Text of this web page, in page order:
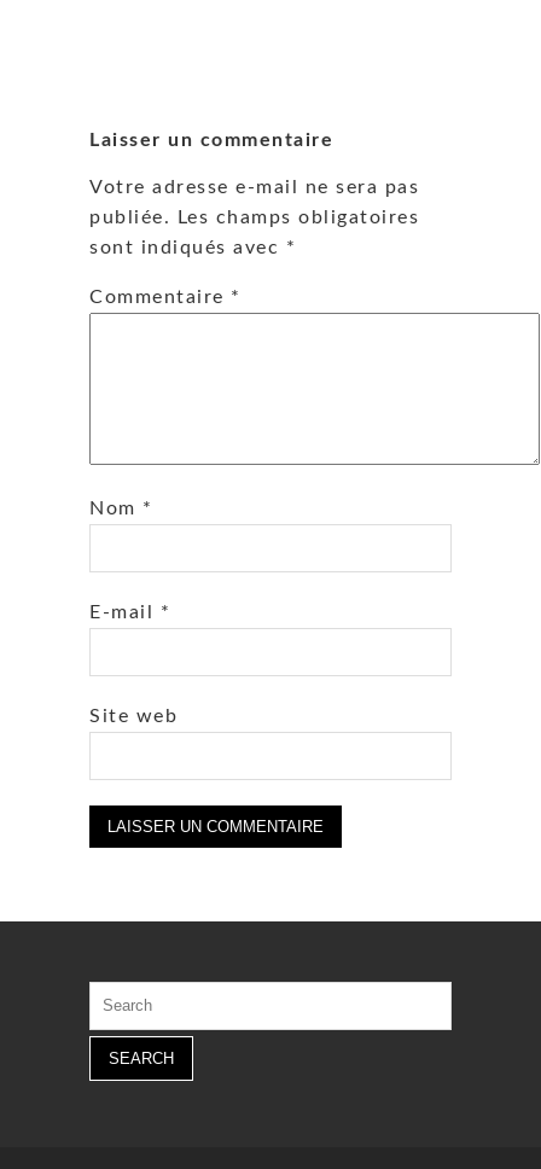
Laisser un commentaire
Votre adresse e-mail ne sera pas
publiée.
Les champs obligatoires
sont indiqués avec *
Commentaire *
Nom *
E-mail *
Site web
for: